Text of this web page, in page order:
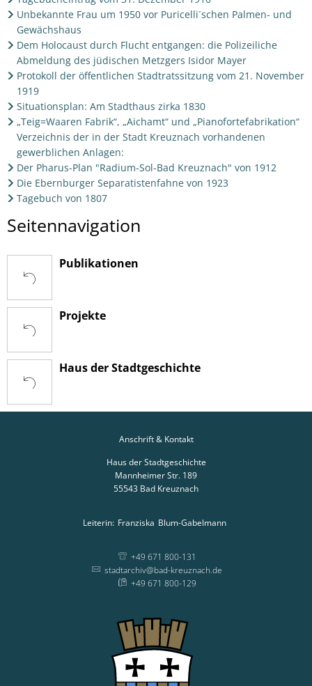
Unbekannte Frau um 1950 vor Puricelli´schen Palmen- und
Gewächshaus
Dem Holocaust durch Flucht entgangen: die Polizeiliche
Abmeldung des jüdischen Metzgers Isidor Mayer
Protokoll der öffentlichen Stadtratssitzung vom 21. November
1919
Situationsplan: Am Stadthaus zirka 1830
„Teig=Waaren Fabrik“, „Aichamt“ und „Pianofortefabrikation“
Verzeichnis der in der Stadt Kreuznach vorhandenen
gewerblichen Anlagen:
Der Pharus-Plan "Radium-Sol-Bad Kreuznach" von 1912
Die Ebernburger Separatistenfahne von 1923
Tagebuch von 1807
Seitennavigation
Publikationen
Projekte
Haus der Stadtgeschichte
Anschrift & Kontakt
Haus der Stadtgeschichte
Mannheimer Str. 189
55543 Bad Kreuznach
Leiterin: Franziska Blum-Gabelmann
+49 671 800-131
stadtarchiv@bad-kreuznach.de
+49 671 800-129